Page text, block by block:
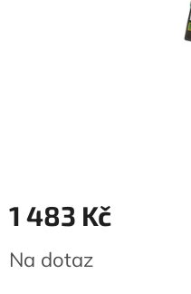
1 483 Kč
cena:
Na dotaz